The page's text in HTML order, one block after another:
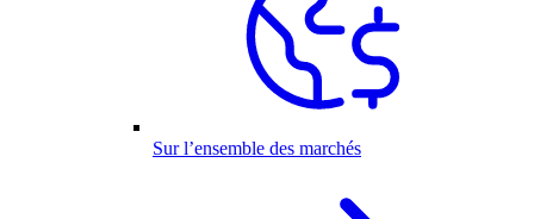
Sur l’ensemble des marchés